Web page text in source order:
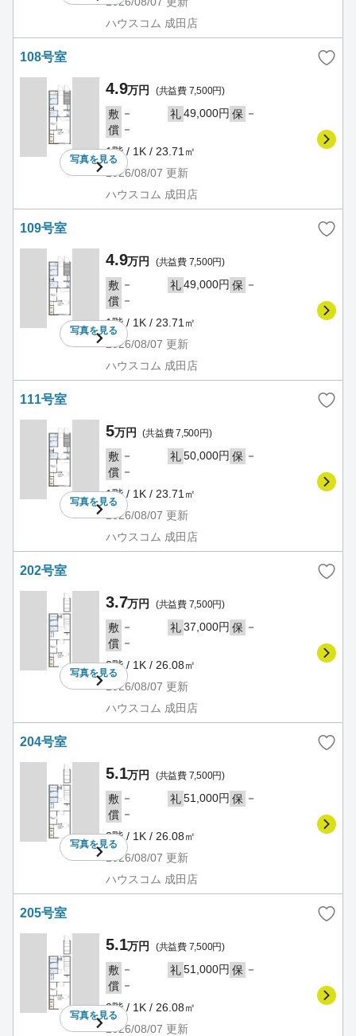
ハウスコム 成田店
108号室
写真を見る
4.9万円 (共益費 7,500円)
敷 － 礼49,000円 保 －
償 －
1階 / 1K / 23.71㎡
2026/08/07 更新
ハウスコム 成田店
109号室
写真を見る
4.9万円 (共益費 7,500円)
敷 － 礼49,000円 保 －
償 －
1階 / 1K / 23.71㎡
2026/08/07 更新
ハウスコム 成田店
111号室
写真を見る
5万円 (共益費 7,500円)
敷 － 礼50,000円 保 －
償 －
1階 / 1K / 23.71㎡
2026/08/07 更新
ハウスコム 成田店
202号室
写真を見る
3.7万円 (共益費 7,500円)
敷 － 礼37,000円 保 －
償 －
2階 / 1K / 26.08㎡
2026/08/07 更新
ハウスコム 成田店
204号室
写真を見る
5.1万円 (共益費 7,500円)
敷 － 礼51,000円 保 －
償 －
2階 / 1K / 26.08㎡
2026/08/07 更新
ハウスコム 成田店
205号室
写真を見る
5.1万円 (共益費 7,500円)
敷 － 礼51,000円 保 －
償 －
2階 / 1K / 26.08㎡
2026/08/07 更新